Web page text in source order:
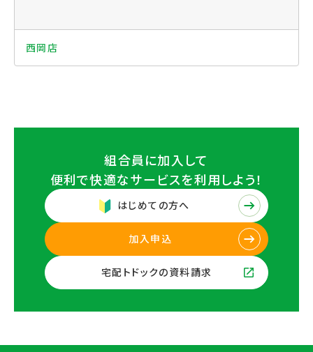
西岡店
組合員に加入して
便利で快適なサービスを利用しよう！
はじめての方へ
加入申込
宅配トドックの資料請求